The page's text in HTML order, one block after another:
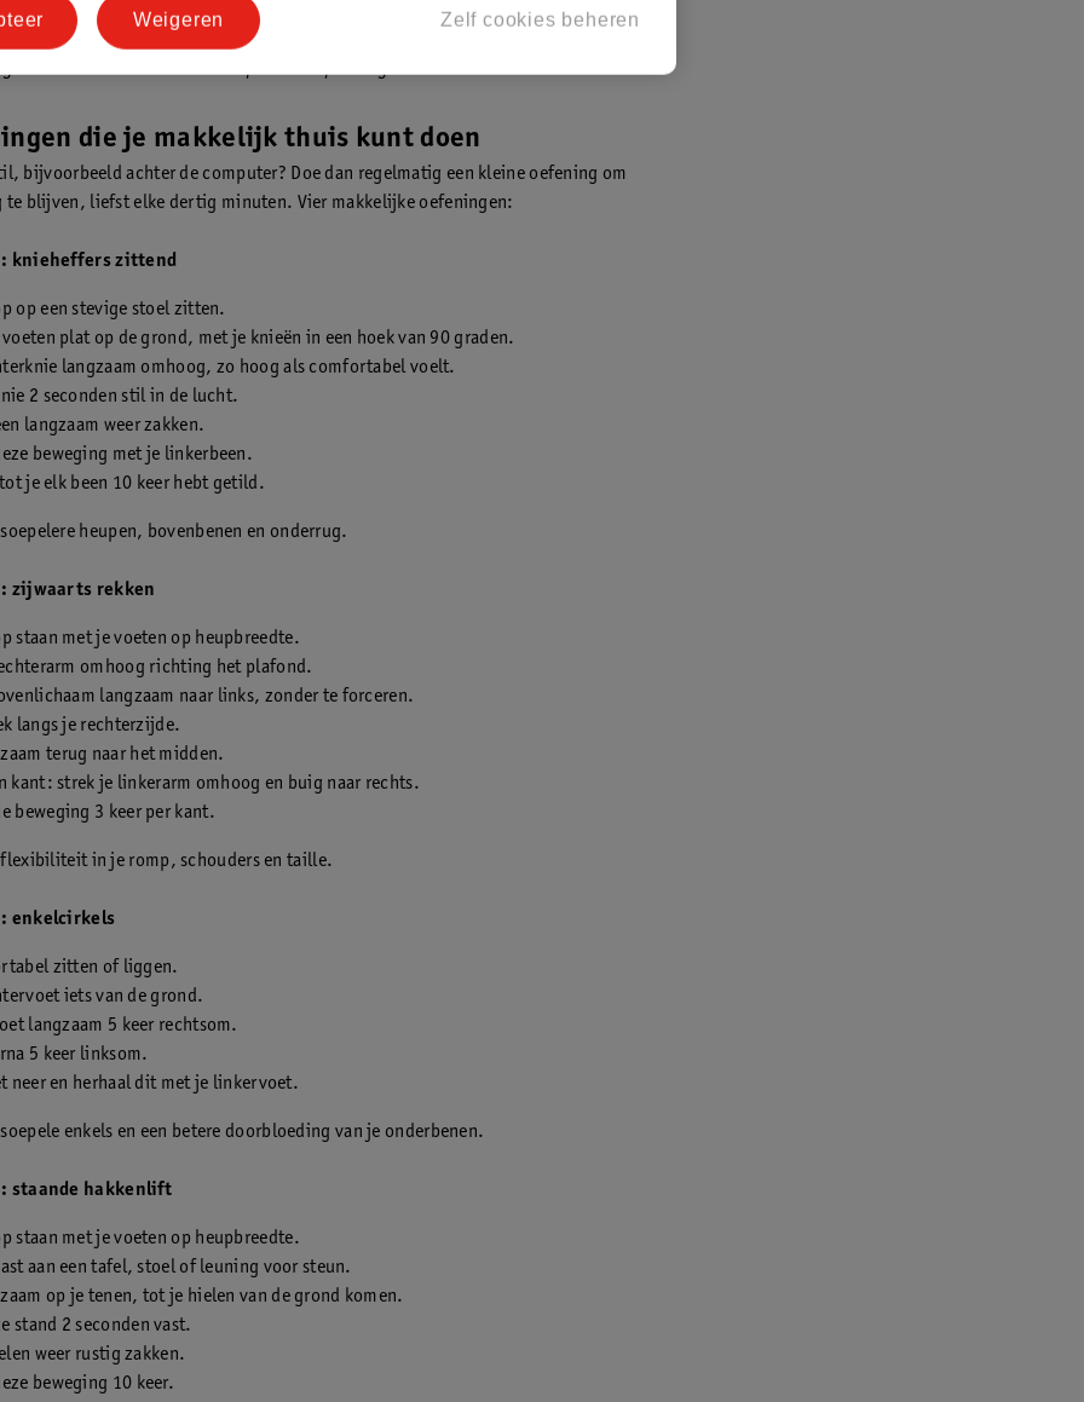
hulpmiddel. Lees voor het kopen de verpakking.
die je makkelijk thuis kunt doen
bijvoorbeeld achter de computer? Doe dan regelmatig een kleine oefening om
te blijven, liefst elke dertig minuten. Vier makkelijke oefeningen:
knieheffers zittend
op een stevige stoel zitten.
plat op de grond, met je knieën in een hoek van 90 graden.
langzaam omhoog, zo hoog als comfortabel voelt.
2 seconden stil in de lucht.
langzaam weer zakken.
beweging met je linkerbeen.
je elk been 10 keer hebt getild.
soepelere heupen, bovenbenen en onderrug.
zijwaarts rekken
staan met je voeten op heupbreedte.
omhoog richting het plafond.
langzaam naar links, zonder te forceren.
langs je rechterzijde.
terug naar het midden.
kant: strek je linkerarm omhoog en buig naar rechts.
beweging 3 keer per kant.
flexibiliteit in je romp, schouders en taille.
enkelcirkels
zitten of liggen.
iets van de grond.
langzaam 5 keer rechtsom.
5 keer linksom.
neer en herhaal dit met je linkervoet.
soepele enkels en een betere doorbloeding van je onderbenen.
staande hakkenlift
staan met je voeten op heupbreedte.
aan een tafel, stoel of leuning voor steun.
op je tenen, tot je hielen van de grond komen.
stand 2 seconden vast.
weer rustig zakken.
beweging 10 keer.
Zelf cookies beheren
Weigeren